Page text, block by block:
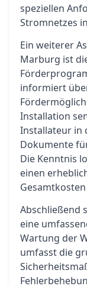
speziellen
Stromnetzes
Ein weiterer
Marburg ist
informiert
Installation
Installateur in
Dokumente
Die Kenntnis
einen
Abschließend
eine
Wartung der
umfasst die